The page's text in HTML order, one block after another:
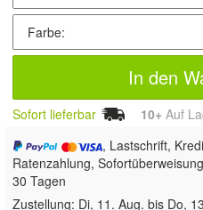
In den
Sofort lieferbar 10+ Auf
, Lastschrift,
Ratenzahlung,
30 Tagen
Zustellung: Di, 11. Aug. bis Do,